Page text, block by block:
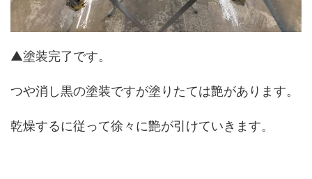
▲塗装完了です。
つや消し黒の塗装ですが塗りたては艶があります。
乾燥するに従って徐々に艶が引けていきます。